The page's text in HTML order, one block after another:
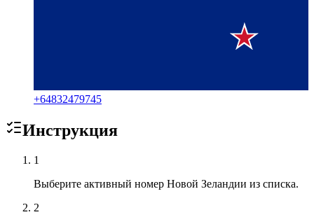
+64832479745
Инструкция
1
Выберите активный номер Новой Зеландии из списка.
2